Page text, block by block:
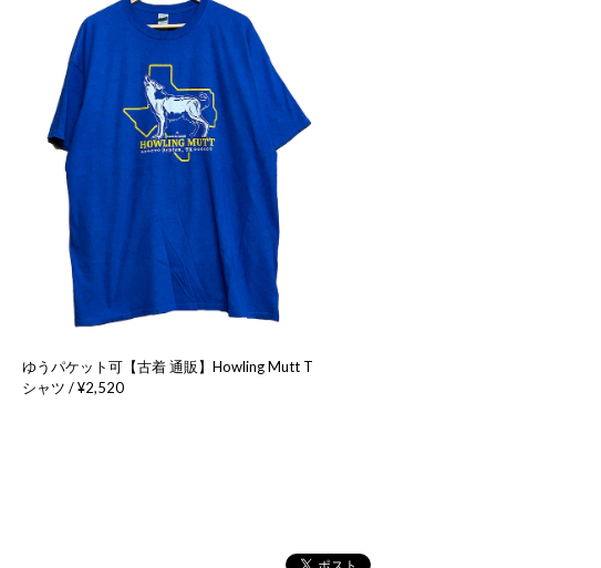
ゆうパケット可【古着 通販】Howling Mutt T
シャツ / ¥2,520